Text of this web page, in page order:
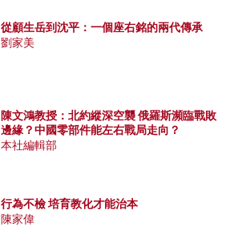
從顧生岳到沈平：一個座右銘的兩代傳承
劉家美
陳文鴻教授：北約縱深空襲 俄羅斯瀕臨戰敗
邊緣？中國零部件能左右戰局走向？
本社編輯部
行為不檢 培育教化才能治本
陳家偉